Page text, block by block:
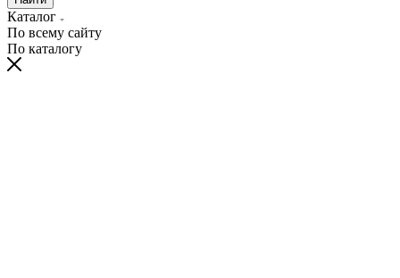
Каталог
По всему сайту
По каталогу